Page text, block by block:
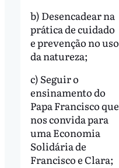
b) Desencadear na
prática de cuidado
e prevenção no uso
da natureza;
c) Seguir o
ensinamento do
Papa Francisco que
nos convida para
uma Economia
Solidária de
Francisco e Clara;